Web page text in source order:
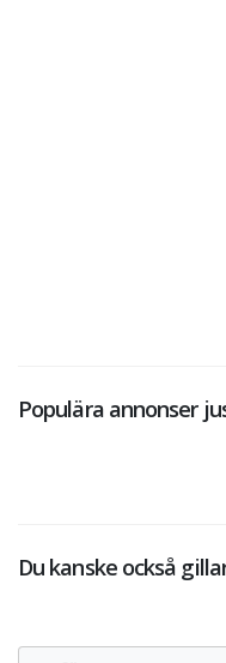
Populära annonser
Du kanske också